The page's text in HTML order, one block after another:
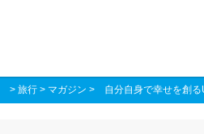
> 旅行 > マガジン > 自分自身で幸せを創